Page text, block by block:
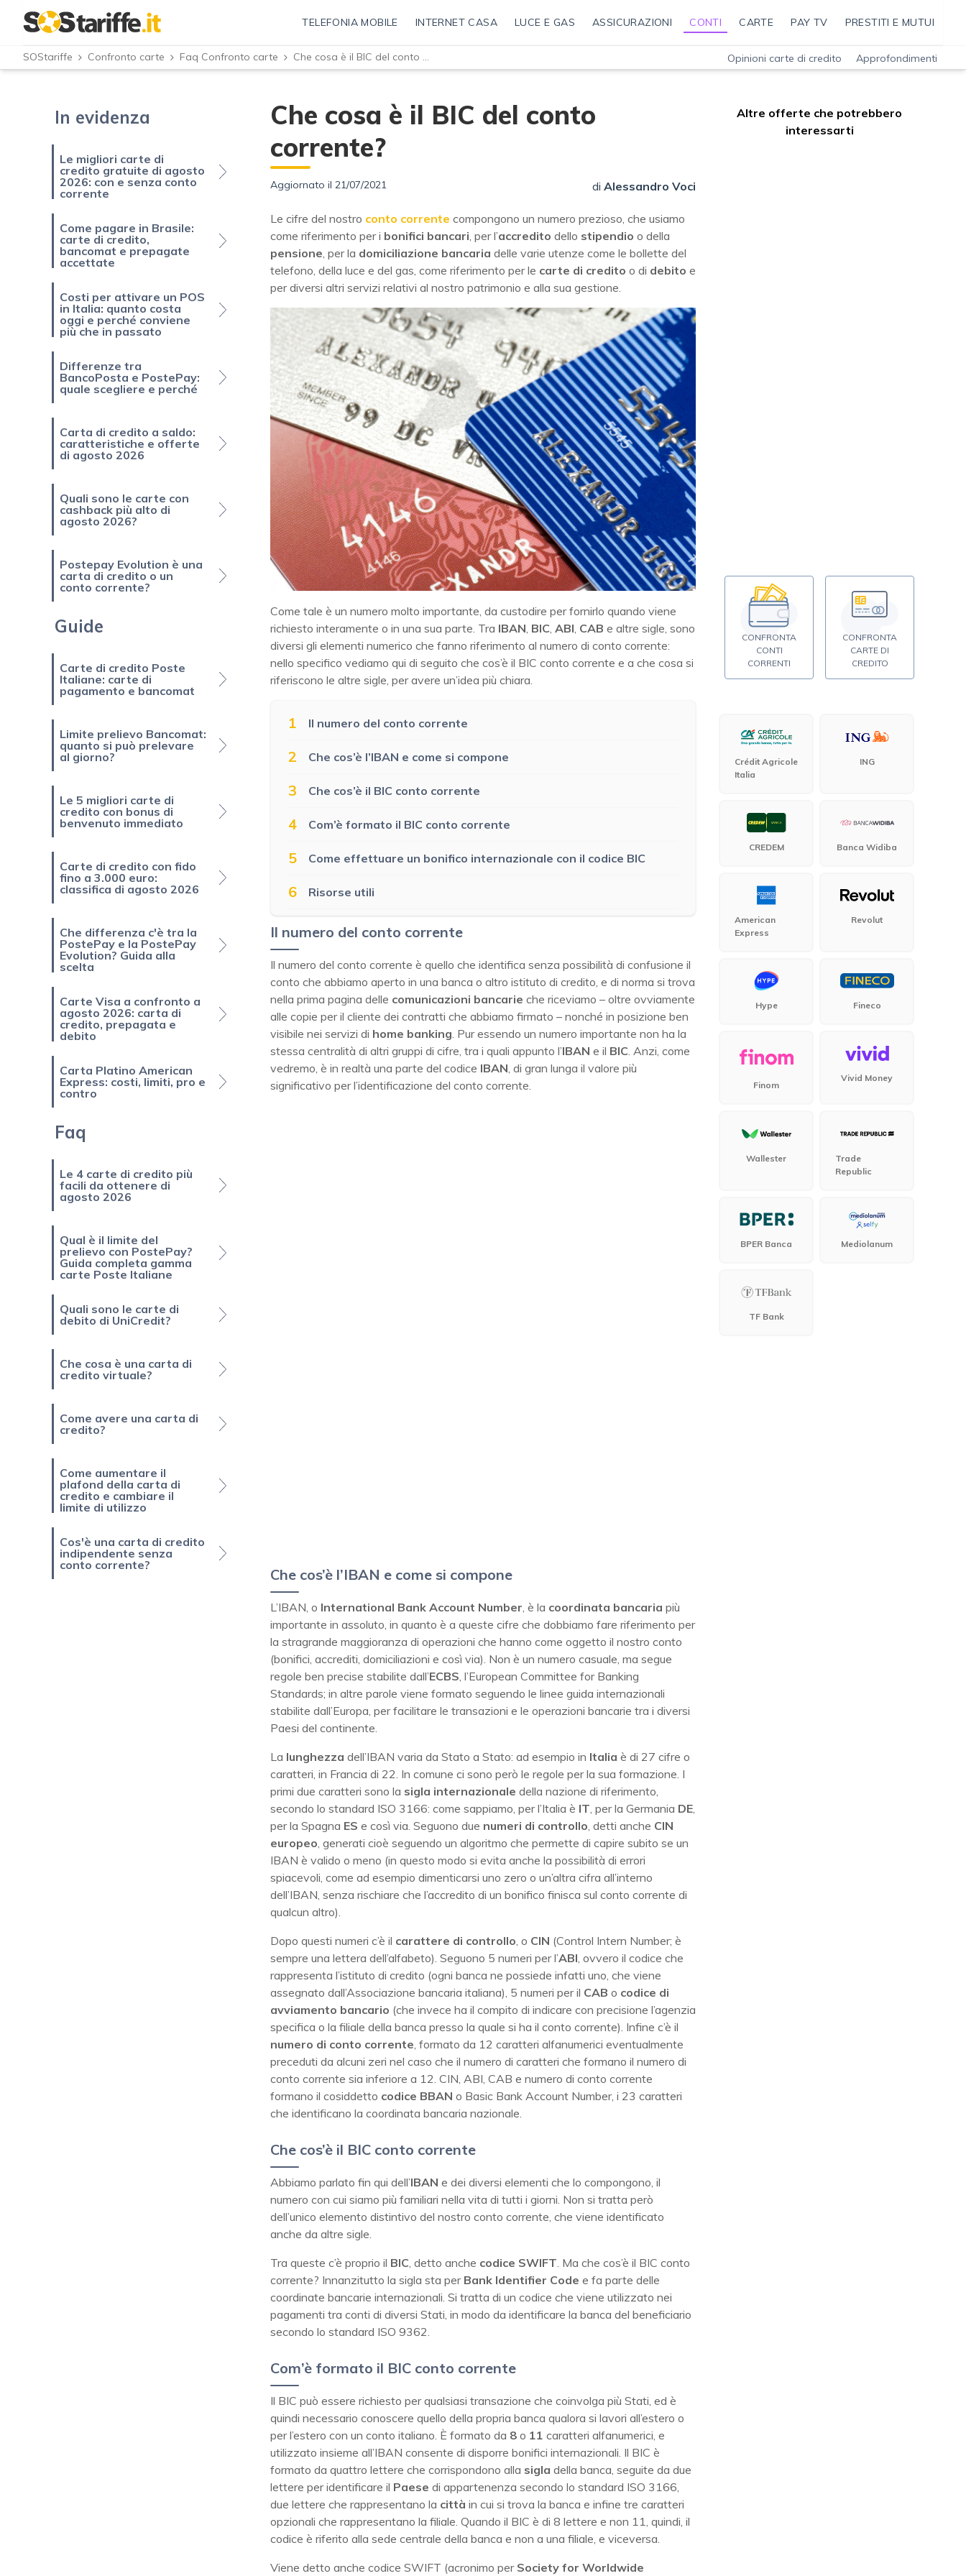
TELEFONIA MOBILE INTERNET CASA LUCE E GAS ASSICURAZIONI CONTI CARTE PAY TV PRESTITI E MUTUI
SOStariffe Confronto carte Faq Confronto carte Che cosa è il BIC del conto corrente? Opinioni carte di credito Approfondimenti
In evidenza
Le migliori carte di
credito gratuite di agosto
2026: con e senza conto
corrente
Come pagare in Brasile:
carte di credito,
bancomat e prepagate
accettate
Costi per attivare un POS
in Italia: quanto costa
oggi e perché conviene
più che in passato
Differenze tra
BancoPosta e PostePay:
quale scegliere e perché
Carta di credito a saldo:
caratteristiche e offerte
di agosto 2026
Quali sono le carte con
cashback più alto di
agosto 2026?
Postepay Evolution è una
carta di credito o un
conto corrente?
Guide
Carte di credito Poste
Italiane: carte di
pagamento e bancomat
Limite prelievo Bancomat:
quanto si può prelevare
al giorno?
Le 5 migliori carte di
credito con bonus di
benvenuto immediato
Carte di credito con fido
fino a 3.000 euro:
classifica di agosto 2026
Che differenza c'è tra la
PostePay e la PostePay
Evolution? Guida alla
scelta
Carte Visa a confronto a
agosto 2026: carta di
credito, prepagata e
debito
Carta Platino American
Express: costi, limiti, pro e
contro
Faq
Le 4 carte di credito più
facili da ottenere di
agosto 2026
Qual è il limite del
prelievo con PostePay?
Guida completa gamma
carte Poste Italiane
Quali sono le carte di
debito di UniCredit?
Che cosa è una carta di
credito virtuale?
Come avere una carta di
credito?
Come aumentare il
plafond della carta di
credito e cambiare il
limite di utilizzo
Cos'è una carta di credito
indipendente senza
conto corrente?
Che cosa è il BIC del conto
corrente?
Aggiornato il 21/07/2021 di Alessandro Voci
Le cifre del nostro conto corrente compongono un numero prezioso, che usiamo
come riferimento per i bonifici bancari, per l’accredito dello stipendio o della
pensione, per la domiciliazione bancaria delle varie utenze come le bollette del
telefono, della luce e del gas, come riferimento per le carte di credito o di debito e
per diversi altri servizi relativi al nostro patrimonio e alla sua gestione.
Come tale è un numero molto importante, da custodire per fornirlo quando viene
richiesto interamente o in una sua parte. Tra IBAN, BIC, ABI, CAB e altre sigle, sono
diversi gli elementi numerico che fanno riferimento al numero di conto corrente:
nello specifico vediamo qui di seguito che cos’è il BIC conto corrente e a che cosa si
riferiscono le altre sigle, per avere un’idea più chiara.
1 Il numero del conto corrente
2 Che cos’è l’IBAN e come si compone
3 Che cos’è il BIC conto corrente
4 Com’è formato il BIC conto corrente
5 Come effettuare un bonifico internazionale con il codice BIC
6 Risorse utili
Il numero del conto corrente
Il numero del conto corrente è quello che identifica senza possibilità di confusione il
conto che abbiamo aperto in una banca o altro istituto di credito, e di norma si trova
nella prima pagina delle comunicazioni bancarie che riceviamo – oltre ovviamente
alle copie per il cliente dei contratti che abbiamo firmato – nonché in posizione ben
visibile nei servizi di home banking. Pur essendo un numero importante non ha la
stessa centralità di altri gruppi di cifre, tra i quali appunto l’IBAN e il BIC. Anzi, come
vedremo, è in realtà una parte del codice IBAN, di gran lunga il valore più
significativo per l’identificazione del conto corrente.
Che cos’è l’IBAN e come si compone
L’IBAN, o International Bank Account Number, è la coordinata bancaria più
importante in assoluto, in quanto è a queste cifre che dobbiamo fare riferimento per
la stragrande maggioranza di operazioni che hanno come oggetto il nostro conto
(bonifici, accrediti, domiciliazioni e così via). Non è un numero casuale, ma segue
regole ben precise stabilite dall’ECBS, l’European Committee for Banking
Standards; in altre parole viene formato seguendo le linee guida internazionali
stabilite dall’Europa, per facilitare le transazioni e le operazioni bancarie tra i diversi
Paesi del continente.
La lunghezza dell’IBAN varia da Stato a Stato: ad esempio in Italia è di 27 cifre o
caratteri, in Francia di 22. In comune ci sono però le regole per la sua formazione. I
primi due caratteri sono la sigla internazionale della nazione di riferimento,
secondo lo standard ISO 3166: come sappiamo, per l’Italia è IT, per la Germania DE,
per la Spagna ES e così via. Seguono due numeri di controllo, detti anche CIN
europeo, generati cioè seguendo un algoritmo che permette di capire subito se un
IBAN è valido o meno (in questo modo si evita anche la possibilità di errori
spiacevoli, come ad esempio dimenticarsi uno zero o un’altra cifra all’interno
dell’IBAN, senza rischiare che l’accredito di un bonifico finisca sul conto corrente di
qualcun altro).
Dopo questi numeri c’è il carattere di controllo, o CIN (Control Intern Number; è
sempre una lettera dell’alfabeto). Seguono 5 numeri per l’ABI, ovvero il codice che
rappresenta l’istituto di credito (ogni banca ne possiede infatti uno, che viene
assegnato dall’Associazione bancaria italiana), 5 numeri per il CAB o codice di
avviamento bancario (che invece ha il compito di indicare con precisione l’agenzia
specifica o la filiale della banca presso la quale si ha il conto corrente). Infine c’è il
numero di conto corrente, formato da 12 caratteri alfanumerici eventualmente
preceduti da alcuni zeri nel caso che il numero di caratteri che formano il numero di
conto corrente sia inferiore a 12. CIN, ABI, CAB e numero di conto corrente
formano il cosiddetto codice BBAN o Basic Bank Account Number, i 23 caratteri
che identificano la coordinata bancaria nazionale.
Che cos’è il BIC conto corrente
Abbiamo parlato fin qui dell’IBAN e dei diversi elementi che lo compongono, il
numero con cui siamo più familiari nella vita di tutti i giorni. Non si tratta però
dell’unico elemento distintivo del nostro conto corrente, che viene identificato
anche da altre sigle.
Tra queste c’è proprio il BIC, detto anche codice SWIFT. Ma che cos’è il BIC conto
corrente? Innanzitutto la sigla sta per Bank Identifier Code e fa parte delle
coordinate bancarie internazionali. Si tratta di un codice che viene utilizzato nei
pagamenti tra conti di diversi Stati, in modo da identificare la banca del beneficiario
secondo lo standard ISO 9362.
Com’è formato il BIC conto corrente
Il BIC può essere richiesto per qualsiasi transazione che coinvolga più Stati, ed è
quindi necessario conoscere quello della propria banca qualora si lavori all’estero o
per l’estero con un conto italiano. È formato da 8 o 11 caratteri alfanumerici, e
utilizzato insieme all’IBAN consente di disporre bonifici internazionali. Il BIC è
formato da quattro lettere che corrispondono alla sigla della banca, seguite da due
lettere per identificare il Paese di appartenenza secondo lo standard ISO 3166,
due lettere che rappresentano la città in cui si trova la banca e infine tre caratteri
opzionali che rappresentano la filiale. Quando il BIC è di 8 lettere e non 11, quindi, il
codice è riferito alla sede centrale della banca e non a una filiale, e viceversa.
Viene detto anche codice SWIFT (acronimo per Society for Worldwide
Altre offerte che potrebbero
interessarti
CONFRONTA
CONTI
CORRENTI
CONFRONTA
CARTE DI
CREDITO
Crédit Agricole
Italia
ING
CREDEM Banca Widiba
American
Express
Revolut
Hype Fineco
Finom
Vivid Money
Wallester
Trade
Republic
BPER Banca Mediolanum
TF Bank